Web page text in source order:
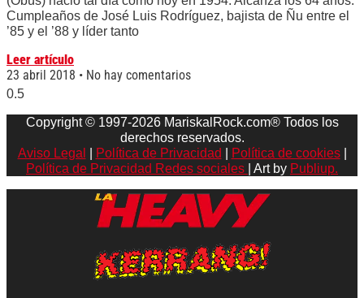
Cumpleaños de José Luis Rodríguez, bajista de Ñu entre el
’85 y el ’88 y líder tanto
Leer artículo
23 abril 2018
No hay comentarios
Copyright © 1997-2026 MariskalRock.com® Todos los
derechos reservados.
Aviso Legal
Política de Privacidad Política de cookies|
Política de Privacidad Redes sociales
| Art by Publiup.